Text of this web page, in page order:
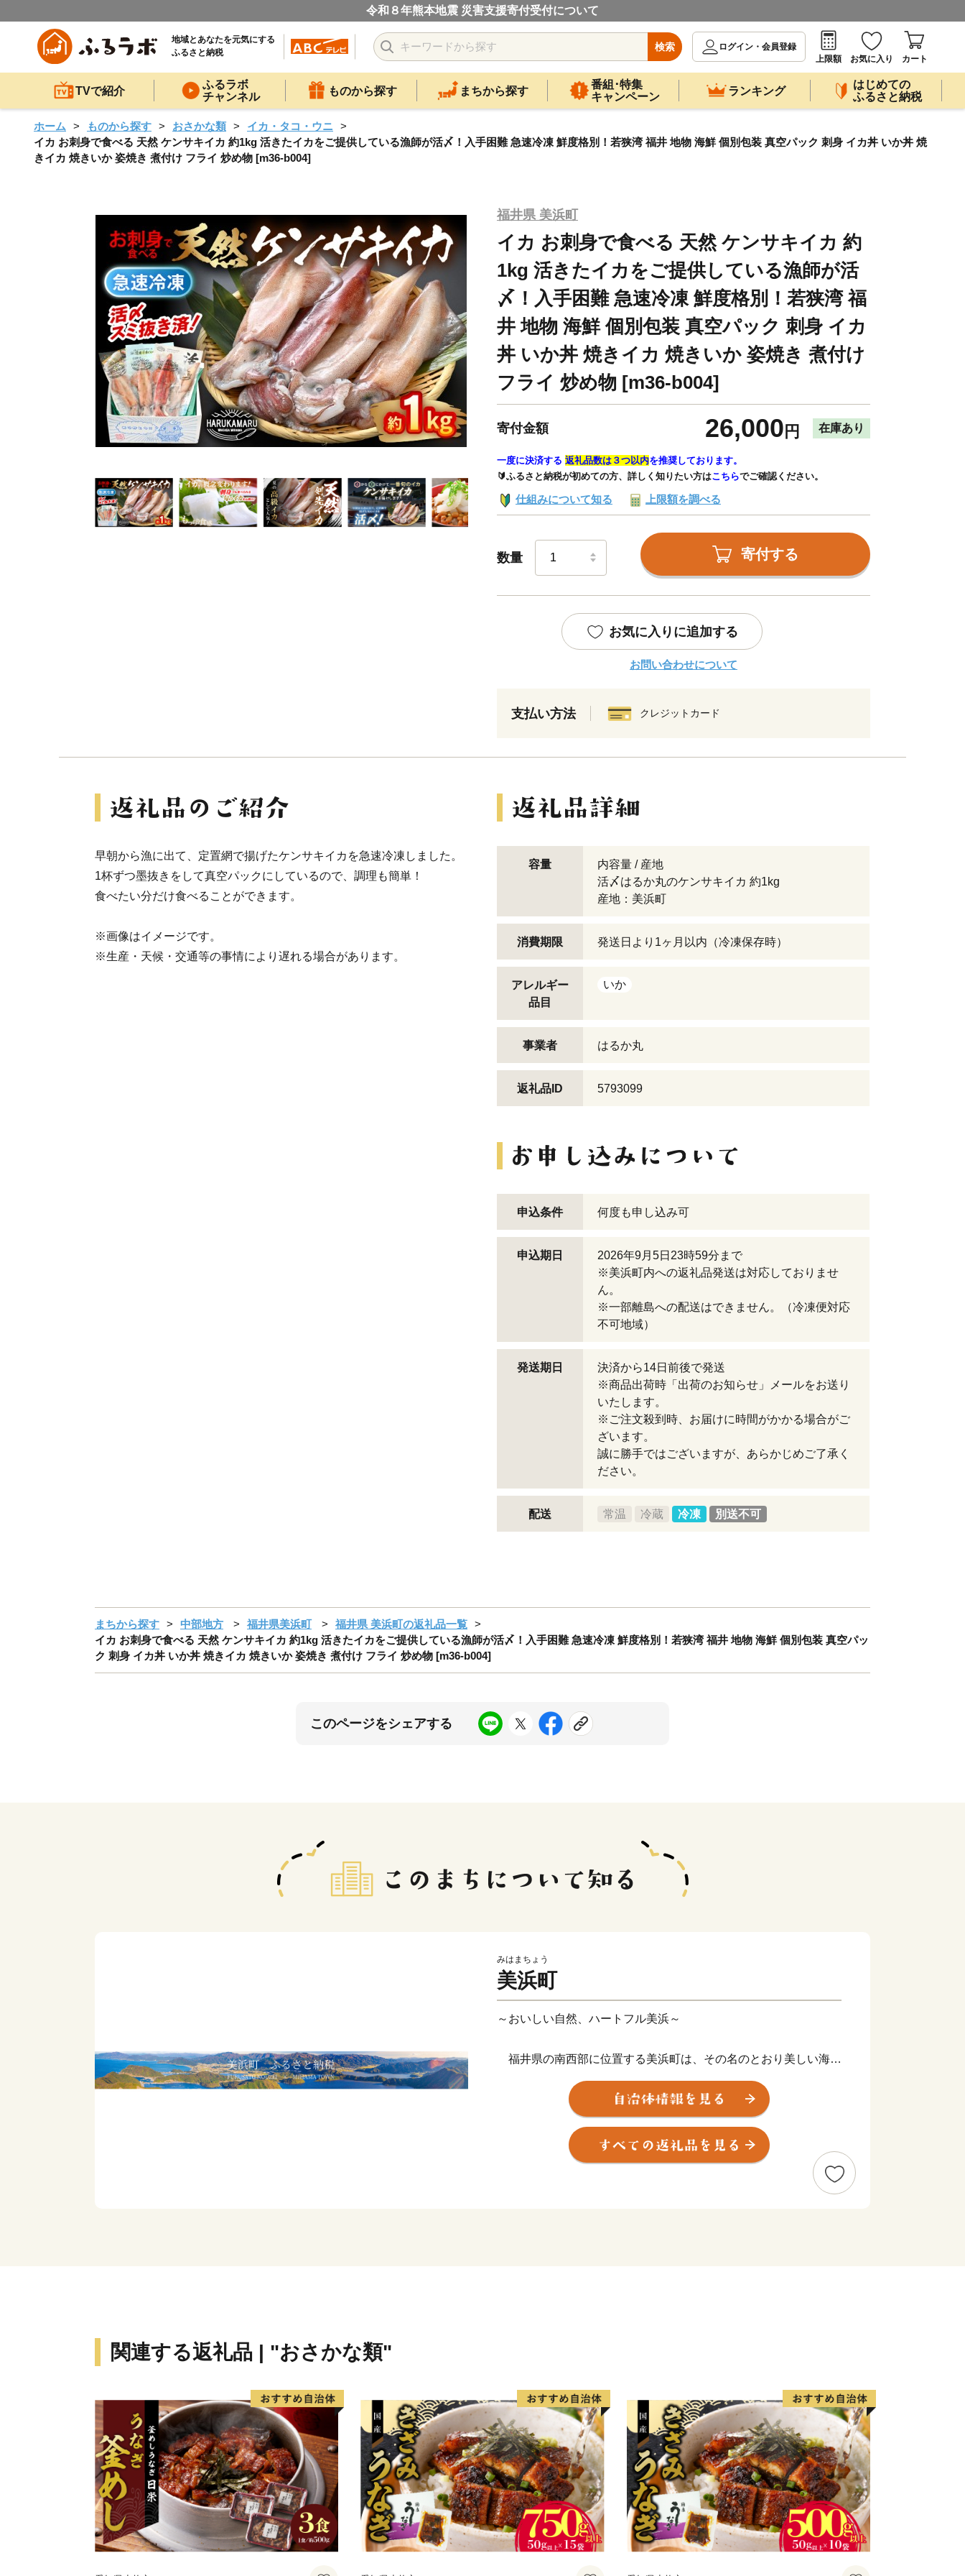
令和８年熊本地震 災害支援寄付受付について
地域とあなたを元気にする
ふるさと納税
検索
ログイン・会員登録
上限額
お気に入り カート
TVで紹介
ふるラボ
チャンネル
ものから探す まちから探す
番組･特集
キャンペーン
ランキング
はじめての
ふるさと納税
ホーム ものから探す おさかな類
イカ・タコ・ウニ
イカ お刺身で食べる 天然 ケンサキイカ 約1kg 活きたイカをご提供している漁師が活〆！入手困難 急速冷凍 鮮度格別！若狭湾 福井 地物 海鮮 個別包装 真空パック 刺身 イカ丼 いか丼 焼
きイカ 焼きいか 姿焼き 煮付け フライ 炒め物 [m36-b004]
福井県 美浜町
イカ お刺身で食べる 天然 ケンサキイカ 約
1kg 活きたイカをご提供している漁師が活
〆！入手困難 急速冷凍 鮮度格別！若狭湾 福
井 地物 海鮮 個別包装 真空パック 刺身 イカ
丼 いか丼 焼きイカ 焼きいか 姿焼き 煮付け
フライ 炒め物 [m36-b004]
寄付金額 26,000 円 在庫あり
一度に決済する 返礼品数は３つ以内を推奨しております。
🔰ふるさと納税が初めての方、詳しく知りたい方はこちらでご確認ください。
仕組みについて知る 上限額を調べる
数量 寄付する
お気に入りに追加する
お問い合わせについて
支払い方法 クレジットカード
早朝から漁に出て、定置網で揚げたケンサキイカを急速冷凍しました。
1杯ずつ墨抜きをして真空パックにしているので、調理も簡単！
食べたい分だけ食べることができます。
※画像はイメージです。
※生産・天候・交通等の事情により遅れる場合があります。
容量
内容量 / 産地
活〆はるか丸のケンサキイカ 約1kg
産地：美浜町
消費期限 発送日より1ヶ月以内（冷凍保存時）
アレルギー
品目
いか
事業者 はるか丸
返礼品ID 5793099
申込条件 何度も申し込み可
申込期日
2026年9月5日23時59分まで
※美浜町内への返礼品発送は対応しておりませ
ん。
※一部離島への配送はできません。（冷凍便対応
不可地域）
発送期日
決済から14日前後で発送
※商品出荷時「出荷のお知らせ」メールをお送り
いたします。
※ご注文殺到時、お届けに時間がかかる場合がご
ざいます。
誠に勝手ではございますが、あらかじめご了承く
ださい。
配送 常温 冷蔵 冷凍 別送不可
まちから探す 中部地方 福井県美浜町
福井県 美浜町の返礼品一覧
イカ お刺身で食べる 天然 ケンサキイカ 約1kg 活きたイカをご提供している漁師が活〆！入手困難 急速冷凍 鮮度格別！若狭湾 福井 地物 海鮮 個別包装 真空パッ
ク 刺身 イカ丼 いか丼 焼きイカ 焼きいか 姿焼き 煮付け フライ 炒め物 [m36-b004]
このページをシェアする
みはまちょう
美浜町
～おいしい自然、ハートフル美浜～
福井県の南西部に位置する美浜町は、その名のとおり美しい海岸
を有する町です。特に「水晶浜」は、日本海の澄んだ水と、きめ細
やかな白い砂浜が広がり、「日本の水浴場88選」に選ばれていま
す。また、「三方五湖」は若狭湾国定公園を代表する景勝地で、平
成17年にラムサール条約登録湿地に認定されました。
名物は「鯖のへしこ(ヌカ漬け）」で、お惣菜にも酒の肴にもな
メール furusato@town-mihama-fukui.com
================================
関連する返礼品 | "おさかな類"